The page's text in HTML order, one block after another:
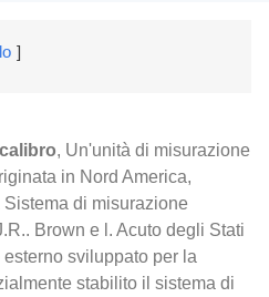
, Un'unità di misurazione
in Nord America,
di misurazione
Brown e l. Acuto degli Stati
sviluppato per la
stabilito il sistema di